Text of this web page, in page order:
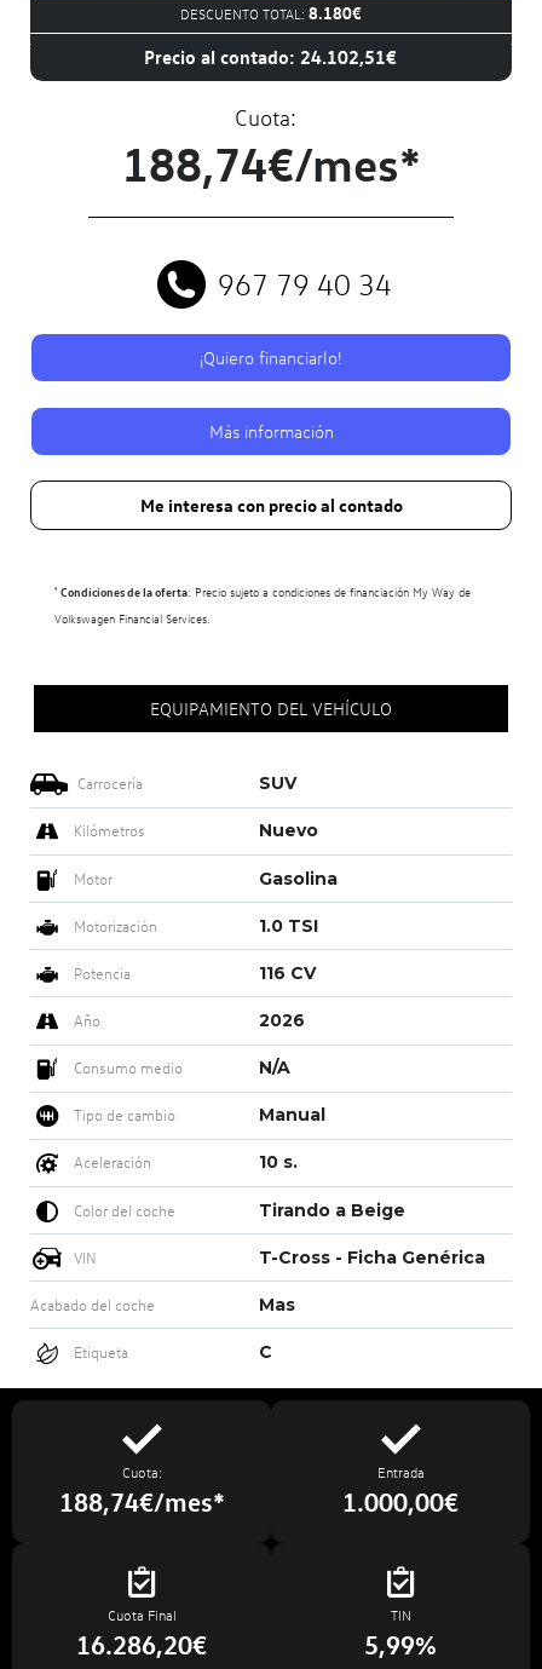
DESCUENTO TOTAL: 8.180€
Precio al contado: 24.102,51€
Cuota:
188,74€/mes*
967 79 40 34
¡Quiero financiarlo!
Más información
Me interesa con precio al contado
¹ Condiciones de la oferta: Precio sujeto a condiciones de financiación My Way de
Volkswagen Financial Services.
EQUIPAMIENTO DEL VEHÍCULO
Carrocería SUV
Kilómetros Nuevo
Motor Gasolina
Motorización 1.0 TSI
Potencia 116 CV
Año 2026
Consumo medio N/A
Tipo de cambio Manual
Aceleración 10 s.
Color del coche Tirando a Beige
VIN T-Cross - Ficha Genérica
Acabado del coche Mas
Etiqueta C
Cuota:
188,74€/mes*
Entrada
1.000,00€
Cuota Final
16.286,20€
TIN
5,99%